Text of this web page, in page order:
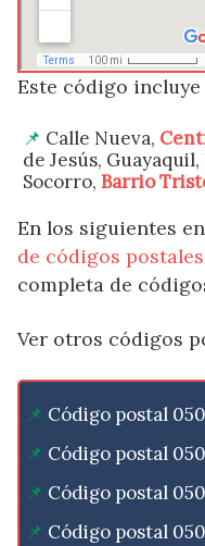
Este código
Calle Nueva,
de Jesús,
Socorro, Barrio
En los siguientes
de códigos
completa de
Ver otros códigos
Código postal
Código postal
Código postal
Código postal